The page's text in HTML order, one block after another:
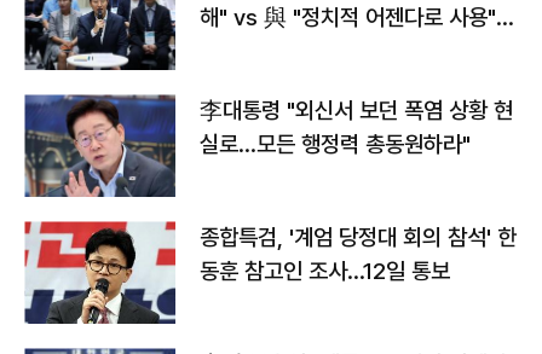
해" vs 與 "정치적 어젠다로 사용"
李대통령 "외신서 보던 폭염 상황 현
실로…모든 행정력 총동원하라"
종합특검, '계엄 당정대 회의 참석' 한
동훈 참고인 조사...12일 통보